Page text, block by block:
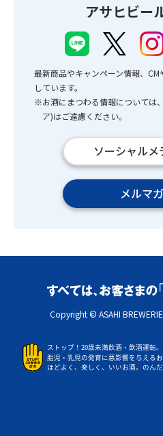
アサヒビー
最新商品やキャンペーン情報、
しています。
※お酒にまつわる情報については
ア)はご遠慮ください。
ソーシャルメ
メルマ
Copyright © ASAHI